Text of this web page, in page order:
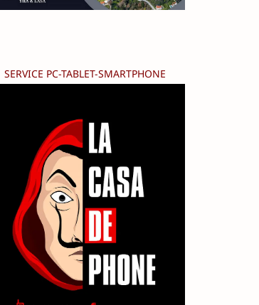
SERVICE PC-TABLET-SMARTPHONE